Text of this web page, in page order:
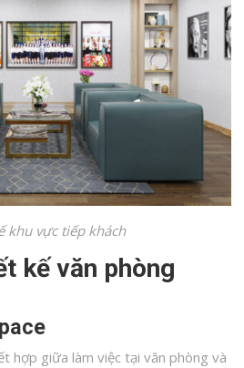
khu vực tiếp khách
kế văn phòng
hợp giữa làm việc tại văn phòng và